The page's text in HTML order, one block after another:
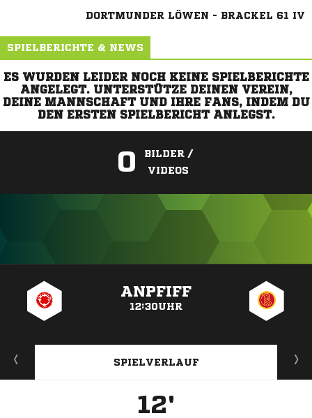
DORTMUNDER LÖWEN - BRACKEL 61 IV
SPIELBERICHTE & NEWS
ES WURDEN LEIDER NOCH KEINE SPIELBERICHTE
ANGELEGT. UNTERSTÜTZE DEINEN VEREIN,
DEINE MANNSCHAFT UND IHRE FANS, INDEM DU
DEN ERSTEN SPIELBERICHT ANLEGST.
0
BILDER /
VIDEOS
ANPFIFF
12:30UHR
SPIELVERLAUF
12'